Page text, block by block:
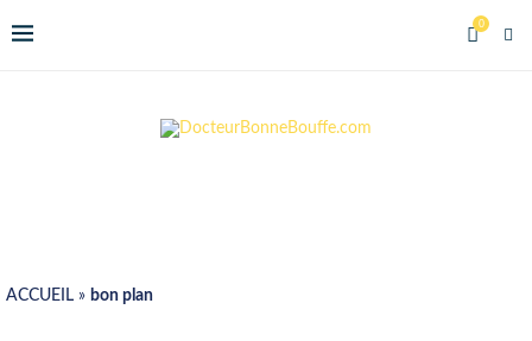
0
ACCUEIL » bon plan